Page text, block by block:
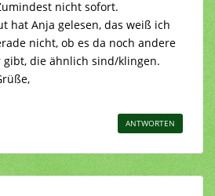
nicht sofort.
hat Anja gelesen, das weiß ich
nicht, ob es da noch andere
gibt, die ähnlich sind/klingen.
ANTWORTEN